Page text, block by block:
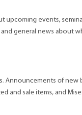
upcoming events,
general news about
Announcements of new
and sale items, and